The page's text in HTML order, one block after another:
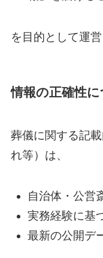
を目的として運営
情報の正確性
葬儀に関する記
れ等）は、
自治体・公営
実務経験に基
最新の公開デ